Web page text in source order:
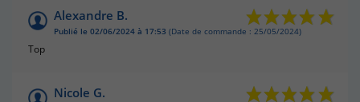
Alexandre B.
Publié le 02/06/2024 à 17:53 (Date de commande : 25/05/2024)
Top
Nicole G.